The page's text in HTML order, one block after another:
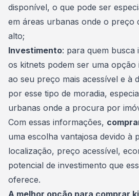
disponível, o que pode ser
em áreas urbanas onde o preço
alto;
Investimento: para quem busca
os kitnets podem ser uma opção
ao seu preço mais acessível e à
por esse tipo de moradia,
urbanas onde a procura por
Com essas informações,
uma escolha vantajosa devido à
localização, preço acessível,
potencial de investimento que
oferece.
A melhor opção para comprar